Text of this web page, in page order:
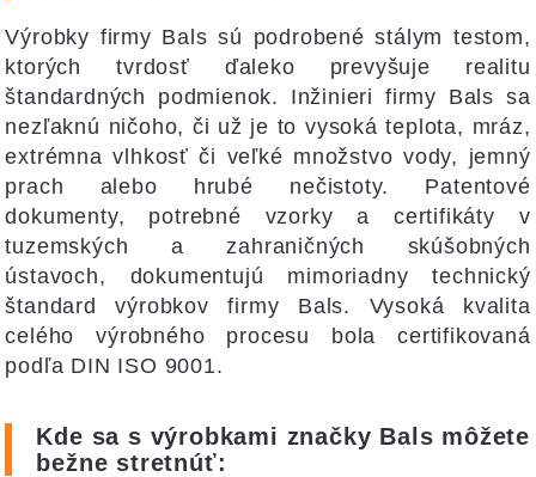
Výrobky firmy Bals sú podrobené stálym testom,
ktorých tvrdosť ďaleko prevyšuje realitu
štandardných podmienok. Inžinieri firmy Bals sa
nezľaknú ničoho, či už je to vysoká teplota, mráz,
extrémna vlhkosť či veľké množstvo vody, jemný
prach alebo hrubé nečistoty. Patentové
dokumenty, potrebné vzorky a certifikáty v
tuzemských a zahraničných skúšobných
ústavoch, dokumentujú mimoriadny technický
štandard výrobkov firmy Bals. Vysoká kvalita
celého výrobného procesu bola certifikovaná
podľa DIN ISO 9001.
Kde sa s výrobkami značky Bals môžete
bežne stretnúť: